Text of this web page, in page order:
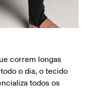
correm longas
o dia, o tecido
todos os